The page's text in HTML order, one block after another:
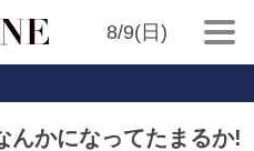
8/9(日)
んかになってたまるか!